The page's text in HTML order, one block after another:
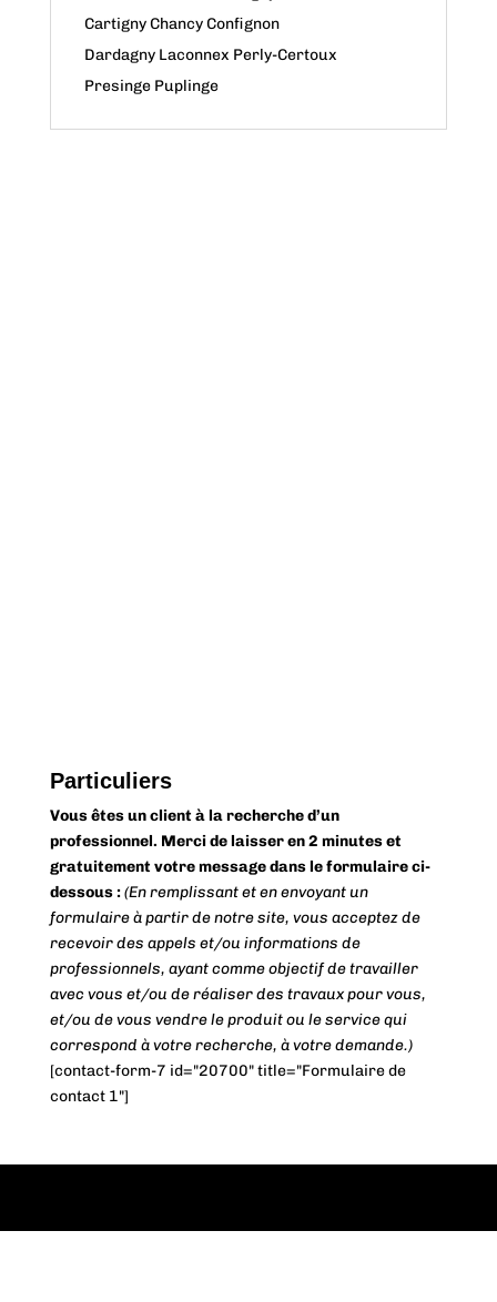
Cartigny Chancy Confignon
Dardagny Laconnex Perly-Certoux
Presinge Puplinge
Particuliers
Vous êtes un client à la recherche d’un
professionnel. Merci de laisser en 2 minutes et
gratuitement votre message dans le formulaire ci-
dessous :(En remplissant et en envoyant un
formulaire à partir de notre site, vous acceptez de
recevoir des appels et/ou informations de
professionnels, ayant comme objectif de travailler
avec vous et/ou de réaliser des travaux pour vous,
et/ou de vous vendre le produit ou le service qui
correspond à votre recherche, à votre demande.)
[contact-form-7 id="20700" title="Formulaire de
contact 1"]